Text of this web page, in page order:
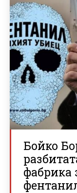
Бойко
фабрика